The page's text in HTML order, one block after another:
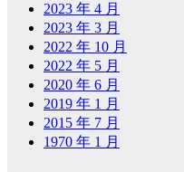
2023 年 4 月
2023 年 3 月
2022 年 10 月
2022 年 5 月
2020 年 6 月
2019 年 1 月
2015 年 7 月
1970 年 1 月